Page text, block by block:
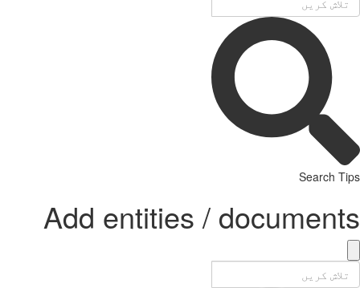
Search Tips
Add entities / documents